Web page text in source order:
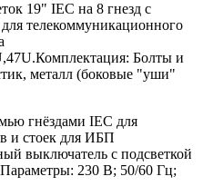
19" IEC на 8 гнезд с
телекоммуникационного
Болты и
металл (боковые "уши"
гнёздами IEC для
и стоек для ИБП
выключатель с подсветкой
230 В; 50/60 Гц;